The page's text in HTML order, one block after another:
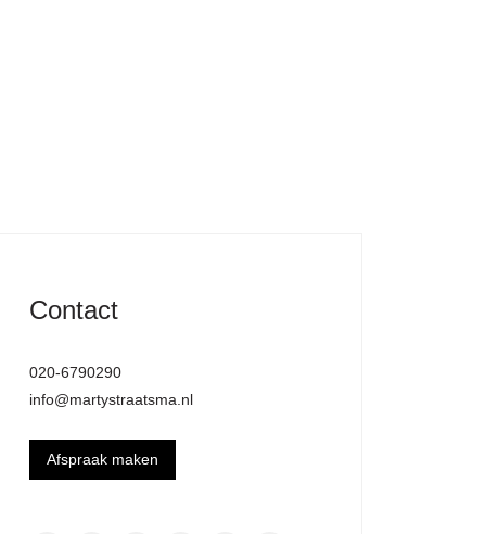
Contact
020-6790290
info@martystraatsma.nl
Afspraak maken